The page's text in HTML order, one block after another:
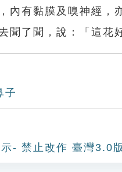
內有黏膜及嗅神經，
去聞了聞，說：「
子
- 禁止改作 臺灣3.0